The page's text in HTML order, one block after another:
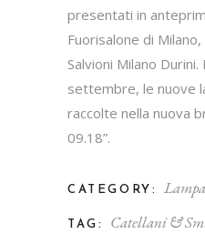
presentati in
Fuorisalone di
Salvioni Milano
settembre, le nuove
raccolte nella nuova
09.18”.
CATEGORY:
TAG: Catellani &